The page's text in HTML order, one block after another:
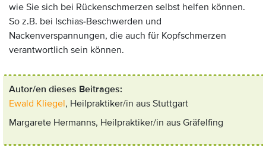
wie Sie sich bei Rückenschmerzen selbst helfen können.
So z.B. bei Ischias-Beschwerden und
Nackenverspannungen, die auch für Kopfschmerzen
verantwortlich sein können.
Autor/en dieses Beitrages:
Ewald Kliegel, Heilpraktiker/in aus Stuttgart
Margarete Hermanns, Heilpraktiker/in aus Gräfelfing